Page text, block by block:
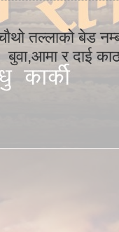
तल्लाको बेड
बुवा,आमा र दाई